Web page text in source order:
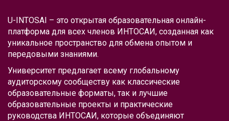
U-INTOSAI – это открытая образовательная онлайн-
платформа для всех членов ИНТОСАИ, созданная как
уникальное пространство для обмена опытом и
передовыми знаниями.
Университет предлагает всему глобальному
аудиторскому сообществу как классические
образовательные форматы, так и лучшие
образовательные проекты и практические
руководства ИНТОСАИ, которые объединяют